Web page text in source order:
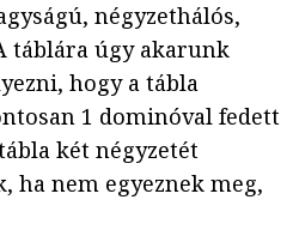
négyzethálós,
táblára úgy akarunk
hogy a tábla
1 dominóval fedett
két négyzetét
ha nem egyeznek meg,